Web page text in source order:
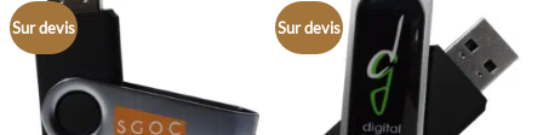
Sur devis Sur devis